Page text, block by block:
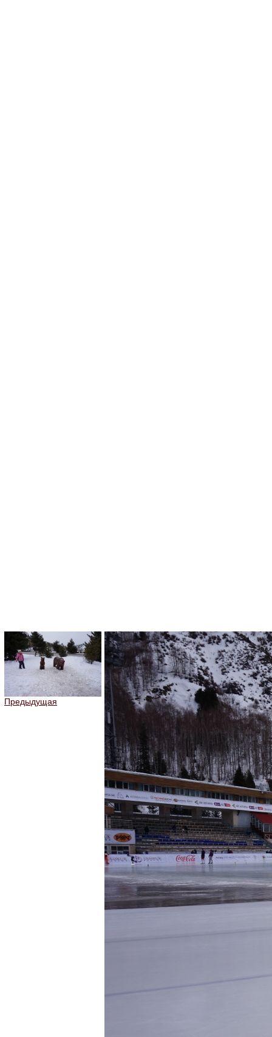
Предыдущая